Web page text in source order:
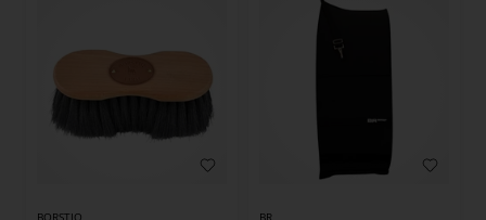
BORSTIQ BR